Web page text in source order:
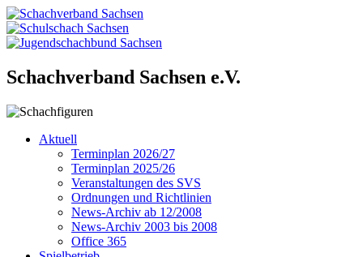
Schachverband Sachsen e.V.
Aktuell
Terminplan 2026/27
Terminplan 2025/26
Veranstaltungen des SVS
Ordnungen und Richtlinien
News-Archiv ab 12/2008
News-Archiv 2003 bis 2008
Office 365